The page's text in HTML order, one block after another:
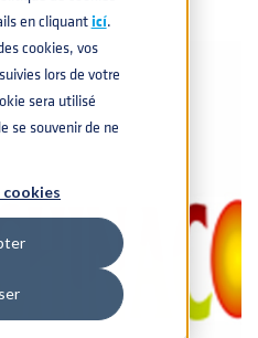
en cliquanticí.
cookies, vos
lors de votre
sera utilisé
se souvenir de ne